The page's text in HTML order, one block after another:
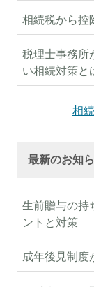
相続税から控
税理士事務所
い相続対策と
相
最新のお知
生前贈与の持
ントと対策
成年後見制度